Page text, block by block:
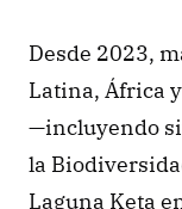
Desde 2023,
Latina, África
—incluyendo
la
Laguna Keta